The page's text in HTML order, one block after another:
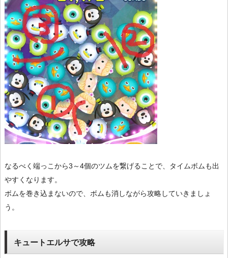
なるべく端っこから3～4個のツムを繋げることで、タイムボムも出
やすくなります。
ボムを巻き込まないので、ボムも消しながら攻略していきましょ
う。
キュートエルサで攻略